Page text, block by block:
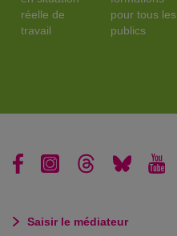
réelle de
travail
pour tous les
publics
Saisir le médiateur